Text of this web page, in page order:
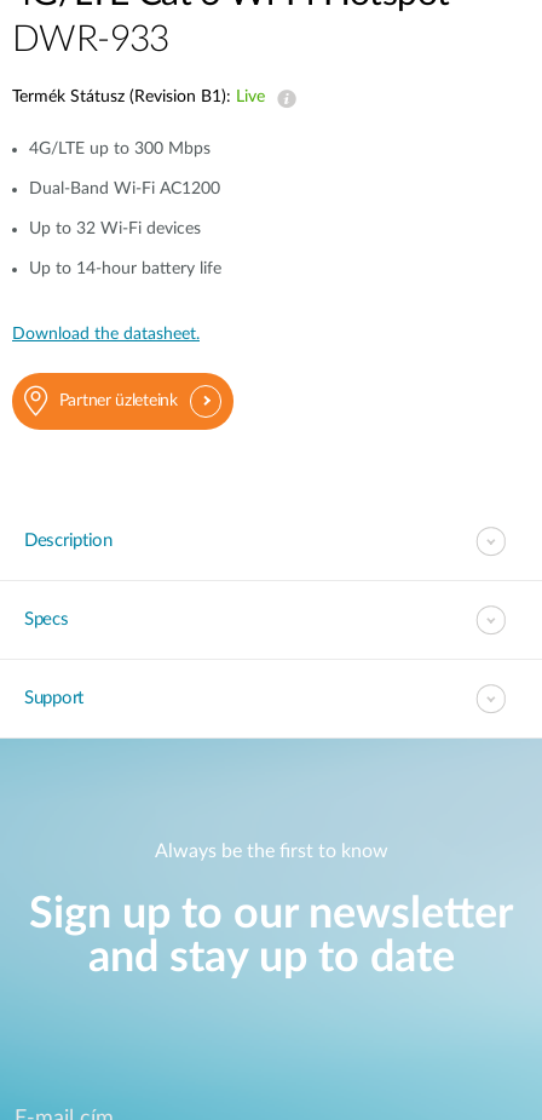
DWR-933
Termék Státusz (Revision B1): Live
4G/LTE up to 300 Mbps
Dual-Band Wi-Fi AC1200
Up to 32 Wi-Fi devices
Up to 14-hour battery life
Download the datasheet.
Partner üzleteink
Description
Specs
Support
Always be the first to know
Sign up to our newsletter
and stay up to date